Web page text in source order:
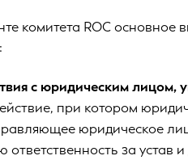
комитета ROC
с юридическим
при котором
юридическое
ответственность за устав